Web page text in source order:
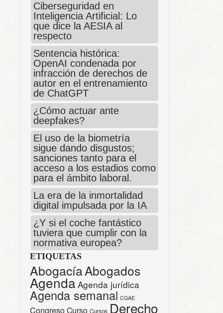
Ciberseguridad en
Inteligencia Artificial: Lo
que dice la AESIA al
respecto
Sentencia histórica:
OpenAI condenada por
infracción de derechos de
autor en el entrenamiento
de ChatGPT
¿Cómo actuar ante
deepfakes?
El uso de la biometría
sigue dando disgustos;
sanciones tanto para el
acceso a los estadios como
para el ámbito laboral.
La era de la inmortalidad
digital impulsada por la IA
¿Y si el coche fantástico
tuviera que cumplir con la
normativa europea?
ETIQUETAS
AbogacíaAbogados
Agenda Agenda jurídica
Agenda semanal CGAE
CongresoCurso Cursos Derecho